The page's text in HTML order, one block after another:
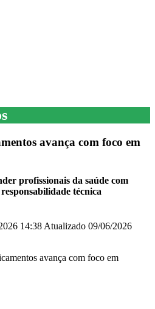
avança com foco em
profissionais da saúde com
técnica
14:38 Atualizado 09/06/2026